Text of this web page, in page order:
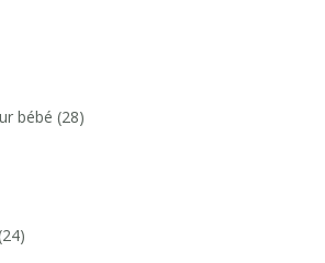
bébé (28)